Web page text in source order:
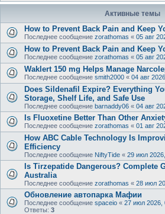
Активные темы
How to Prevent Back Pain and Keep
Последнее сообщение zorathomas « 05 авг
How to Prevent Back Pain and Keep
Последнее сообщение zorathomas « 05 авг
Waklert 150 mg Helps Manage
Последнее сообщение smith2000 « 04 авг
Does Sildenafil Expire? Everything
Storage, Shelf Life, and Safe Use
Последнее сообщение barnaddy06 « 04 авг
Is Fluoxetine Better Than Other
Последнее сообщение zorathomas « 01 авг
How ABC Cable Technology Is
Efficiency
Последнее сообщение NiftyTide « 29 июл
Is Tirzepatide Dangerous? Complete
Australia
Последнее сообщение zorathomas « 28 июл
Обновление автопарка Мафии
Последнее сообщение spaceio « 27 июл 2026,
Ответы: 3